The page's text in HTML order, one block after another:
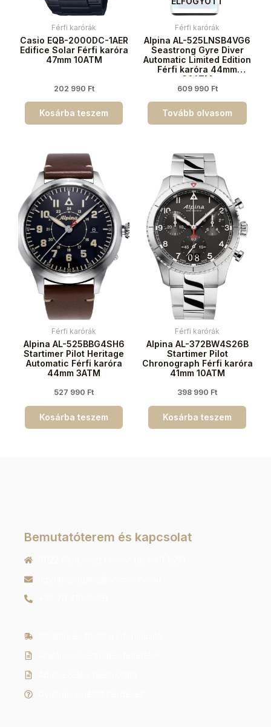
Férfi karórák
Casio EQB-2000DC-1AER
Edifice Solar Férfi karóra
47mm 10ATM
202 990 Ft
Kosárba teszem
Férfi karórák
Alpina AL-525LNSB4VG6
Seastrong Gyre Diver
Automatic Limited Edition
Férfi karóra 44mm
30ATM
609 990 Ft
Tovább olvasom
Férfi karórák
Alpina AL-525BBG4SH6
Startimer Pilot Heritage
Automatic Férfi karóra
44mm 3ATM
527 990 Ft
Kosárba teszem
Férfi karórák
Alpina AL-372BW4S26B
Startimer Pilot
Chronograph Férfi karóra
41mm 10ATM
398 990 Ft
Kosárba teszem
Bemutatóterem és kapcsolat